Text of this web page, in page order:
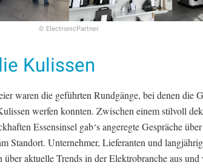
© ElectronicPartner
Kulissen
waren die geführten Rundgänge, bei denen die
werfen konnten. Zwischen einem stilvoll
Essensinsel gab‘s angeregte Gespräche
Standort. Unternehmer, Lieferanten und
über aktuelle Trends in der Elektrobranche aus